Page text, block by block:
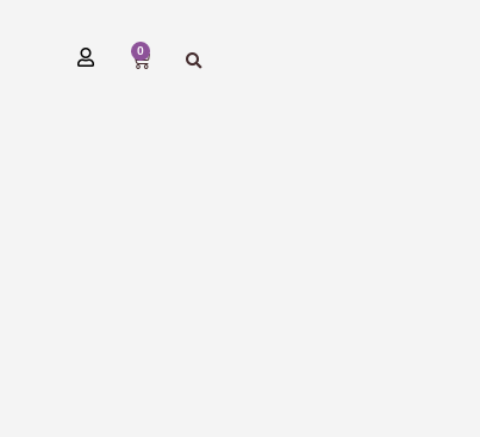
0